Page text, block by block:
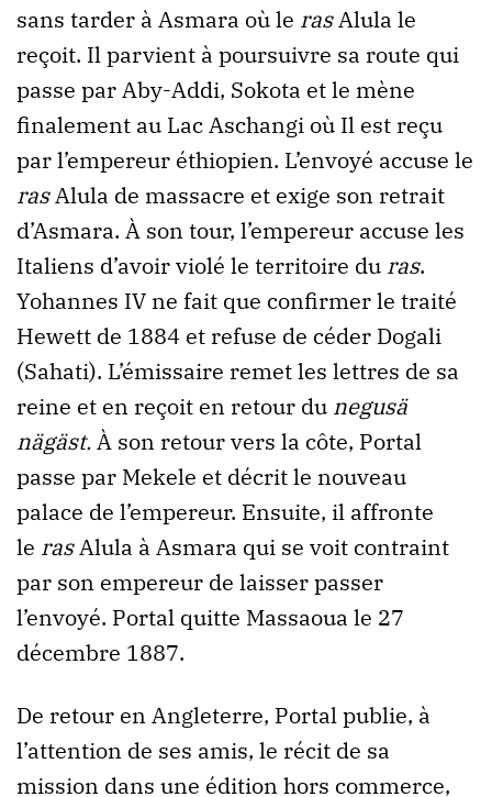
sans tarder à Asmara où le rasAlula le
reçoit. Il parvient à poursuivre sa route qui
passe par Aby-Addi, Sokota et le mène
finalement au Lac Aschangi où Il est reçu
par l’empereur éthiopien. L’envoyé accuse le
rasAlula de massacre et exige son retrait
d’Asmara. À son tour, l’empereur accuse les
Italiens d’avoir violé le territoire du ras.
Yohannes IV ne fait que confirmer le traité
Hewett de 1884 et refuse de céder Dogali
(Sahati). L’émissaire remet les lettres de sa
reine et en reçoit en retour du negusä
nägäst.À son retour vers la côte, Portal
passe par Mekele et décrit le nouveau
palace de l’empereur. Ensuite, il affronte
le rasAlula à Asmara qui se voit contraint
par son empereur de laisser passer
l’envoyé. Portal quitte Massaoua le 27
décembre 1887.
De retour en Angleterre, Portal publie, à
l’attention de ses amis, le récit de sa
mission dans une édition hors commerce,